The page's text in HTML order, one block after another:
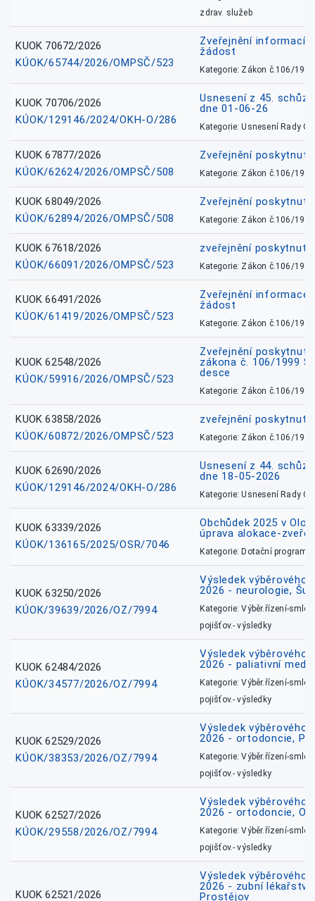
zdrav. služeb
KUOK 70672/2026
KÚOK/65744/2026/OMPSČ/523
Zveřejnění informací
žádost
Kategorie: Zákon č.106/1999
KUOK 70706/2026
KÚOK/129146/2024/OKH-O/286
Usnesení z 45.
dne 01-06-26
Kategorie: Usnesení Rady
KUOK 67877/2026
KÚOK/62624/2026/OMPSČ/508
Zveřejnění
Kategorie: Zákon č.106/1999
KUOK 68049/2026
KÚOK/62894/2026/OMPSČ/508
Zveřejnění
Kategorie: Zákon č.106/1999
KUOK 67618/2026
KÚOK/66091/2026/OMPSČ/523
zveřejnění
Kategorie: Zákon č.106/1999
KUOK 66491/2026
KÚOK/61419/2026/OMPSČ/523
Zveřejnění informace
žádost
Kategorie: Zákon č.106/1999
KUOK 62548/2026
KÚOK/59916/2026/OMPSČ/523
Zveřejnění
zákona č. 106/1999
desce
Kategorie: Zákon č.106/1999
KUOK 63858/2026
KÚOK/60872/2026/OMPSČ/523
zveřejnění
Kategorie: Zákon č.106/1999
KUOK 62690/2026
KÚOK/129146/2024/OKH-O/286
Usnesení z 44.
dne 18-05-2026
Kategorie: Usnesení Rady
KUOK 63339/2026
KÚOK/136165/2025/OSR/7046
Obchůdek 2025 v
úprava alokace-
Kategorie: Dotační
KUOK 63250/2026
KÚOK/39639/2026/OZ/7994
Výsledek výběrového
2026 - neurologie,
Kategorie: Výběr.řízení-
pojišťov.- výsledky
KUOK 62484/2026
KÚOK/34577/2026/OZ/7994
Výsledek výběrového
2026 - paliativní
Kategorie: Výběr.řízení-
pojišťov.- výsledky
KUOK 62529/2026
KÚOK/38353/2026/OZ/7994
Výsledek výběrového
2026 - ortodoncie,
Kategorie: Výběr.řízení-
pojišťov.- výsledky
KUOK 62527/2026
KÚOK/29558/2026/OZ/7994
Výsledek výběrového
2026 - ortodoncie,
Kategorie: Výběr.řízení-
pojišťov.- výsledky
KUOK 62521/2026
Výsledek výběrového
2026 - zubní
Prostějov